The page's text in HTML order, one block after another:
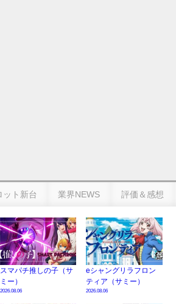
ット新台 業界NEWS 評価＆感想
スマパチ推しの子（サ
ミー）
2026.08.06
eシャングリラフロン
ティア（サミー）
2026.08.06